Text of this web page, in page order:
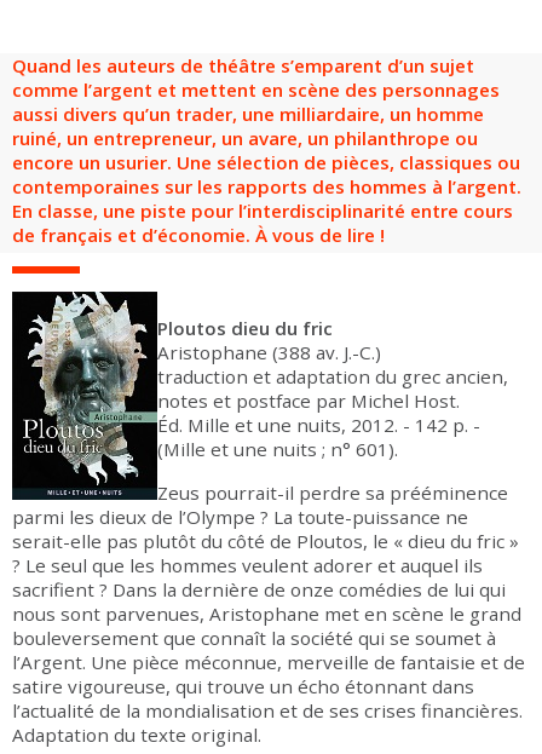
FR EN
Quand les auteurs de théâtre s’emparent d’un sujet
comme l’argent et mettent en scène des personnages
aussi divers qu’un trader, une milliardaire, un homme
ruiné, un entrepreneur, un avare, un philanthrope ou
encore un usurier. Une sélection de pièces, classiques ou
contemporaines sur les rapports des hommes à l’argent.
En classe, une piste pour l’interdisciplinarité entre cours
de français et d’économie. À vous de lire !
Ploutos dieu du fric
Aristophane (388 av. J.-C.)
traduction et adaptation du grec ancien,
notes et postface par Michel Host.
Éd. Mille et une nuits, 2012. - 142 p. -
(Mille et une nuits ; n° 601).
Zeus pourrait-il perdre sa prééminence
parmi les dieux de l’Olympe ? La toute-puissance ne
serait-elle pas plutôt du côté de Ploutos, le « dieu du fric »
? Le seul que les hommes veulent adorer et auquel ils
sacrifient ? Dans la dernière de onze comédies de lui qui
nous sont parvenues, Aristophane met en scène le grand
bouleversement que connaît la société qui se soumet à
l’Argent. Une pièce méconnue, merveille de fantaisie et de
satire vigoureuse, qui trouve un écho étonnant dans
l’actualité de la mondialisation et de ses crises financières.
Adaptation du texte original.